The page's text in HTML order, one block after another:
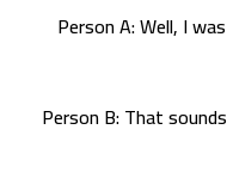
Person A: Well, I
Person B: That